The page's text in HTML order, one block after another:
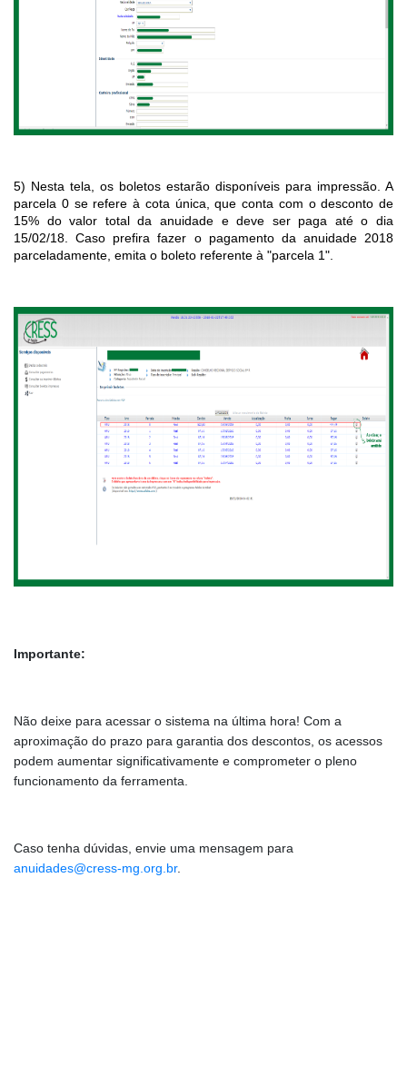
5) Nesta tela, os boletos estarão disponíveis para impressão. A
parcela 0 se refere à cota única, que conta com o desconto de
15% do valor total da anuidade e deve ser paga até o dia
15/02/18. Caso prefira fazer o pagamento da anuidade 2018
parceladamente, emita o boleto referente à "parcela 1".
Importante:
Não deixe para acessar o sistema na última hora! Com a
aproximação do prazo para garantia dos descontos, os acessos
podem aumentar significativamente e comprometer o pleno
funcionamento da ferramenta.
Caso tenha dúvidas, envie uma mensagem para
anuidades@cress-mg.org.br.